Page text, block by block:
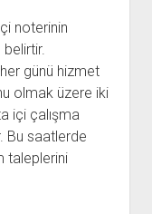
noterinin
günü hizmet
olmak üzere iki
içi çalışma
Bu saatlerde
taleplerini